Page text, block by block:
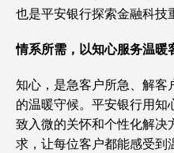
也是平安银行探索金融科技
情系所需，以知心服务温暖
知心，是急客户所急、解客
的温暖守候。平安银行用
致入微的关怀和个性化解决
求，让每位客户都能感受到